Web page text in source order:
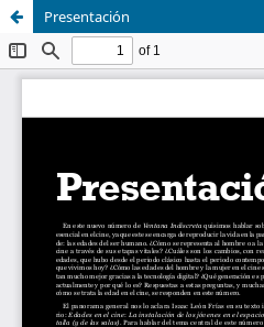
Presentación